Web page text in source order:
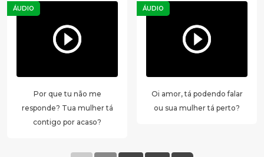
ÁUDIO
Por que tu não me
responde? Tua mulher tá
contigo por acaso?
ÁUDIO
Oi amor, tá podendo falar
ou sua mulher tá perto?